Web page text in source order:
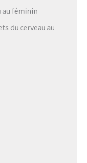
au féminin
du cerveau au